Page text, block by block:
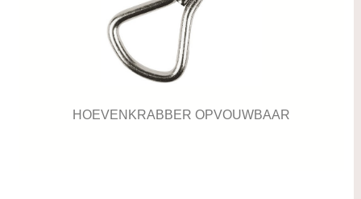
HOEVENKRABBER OPVOUWBAAR